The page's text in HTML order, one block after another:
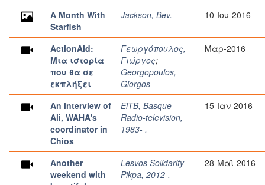
A Month With
Starfish
Jackson, Bev. 10-Ιου-2016
ActionAid:
Μια ιστορία
που θα σε
εκπλήξει
Γεωργόπουλος,
Γιώργος;
Georgopoulos,
Giorgos
Μαρ-2016
An interview of
Ali, WAHA's
coordinator in
Chios
EiTB, Basque
Radio-television,
1983- .
15-Ιαν-2016
Another
weekend with
Lesvos Solidarity -
Pikpa, 2012-.
28-Μαΐ-2016